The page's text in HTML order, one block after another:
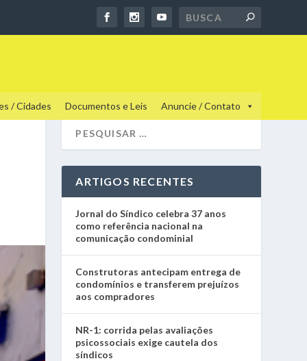
/ Cidades Documentos e Leis Anuncie / Contato
ARTIGOS RECENTES
Jornal do Síndico celebra 37 anos
como referência nacional na
comunicação condominial
Construtoras antecipam entrega de
condomínios e transferem prejuízos
aos compradores
NR-1: corrida pelas avaliações
psicossociais exige cautela dos
síndicos